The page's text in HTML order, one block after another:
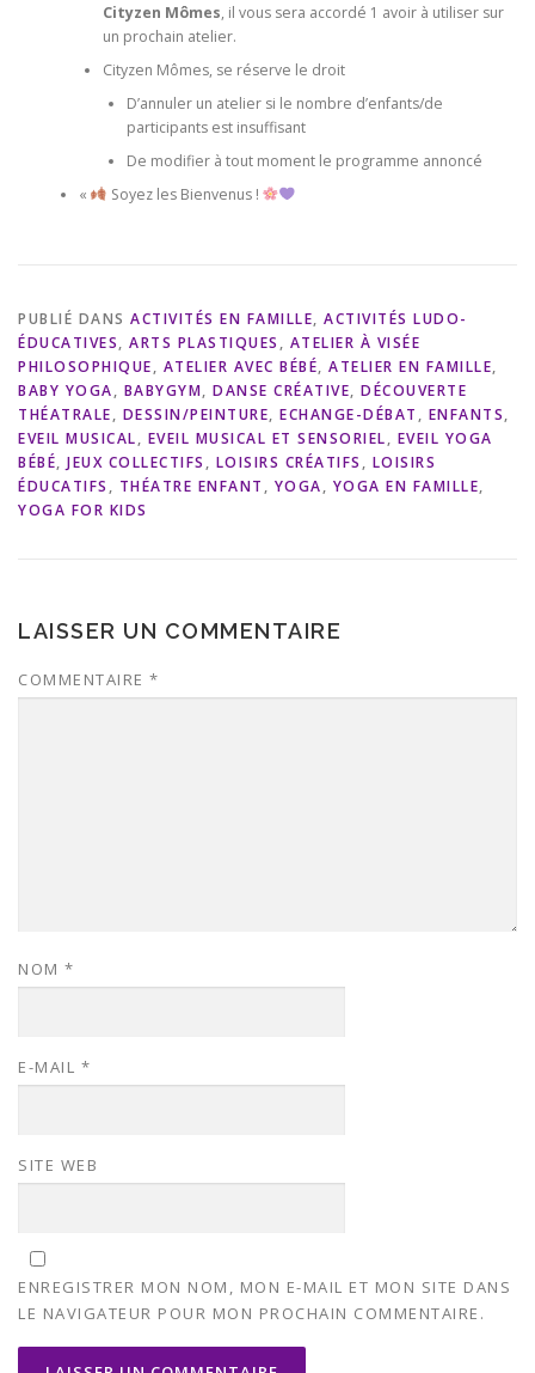
Cityzen Mômes, il vous sera accordé 1 avoir à utiliser sur
un prochain atelier.
Cityzen Mômes, se réserve le droit
D’annuler un atelier si le nombre d’enfants/de
participants est insuffisant
De modifier à tout moment le programme annoncé
«
Soyez les Bienvenus !
PUBLIÉ DANS ACTIVITÉS EN FAMILLE, ACTIVITÉS LUDO-
ÉDUCATIVES, ARTS PLASTIQUES , ATELIER À VISÉE
PHILOSOPHIQUE, ATELIER AVEC BÉBÉ, ATELIER EN FAMILLE,
BABY YOGA, BABYGYM, DANSE CRÉATIVE, DÉCOUVERTE
THÉATRALE, DESSIN/PEINTURE, ECHANGE-DÉBAT , ENFANTS,
EVEIL MUSICAL, EVEIL MUSICAL ET SENSORIEL, EVEIL YOGA
BÉBÉ, JEUX COLLECTIFS , LOISIRS CRÉATIFS , LOISIRS
ÉDUCATIFS , THÉATRE ENFANT , YOGA, YOGA EN FAMILLE,
YOGA FOR KIDS
LAISSER UN COMMENTAIRE
COMMENTAIRE *
NOM *
E-MAIL *
SITE WEB
ENREGISTRER MON NOM, MON E-MAIL ET MON SITE DANS
LE NAVIGATEUR POUR MON PROCHAIN COMMENTAIRE.